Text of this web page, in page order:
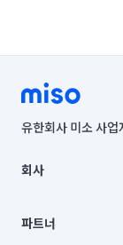
유한회사 미소 사업
00019 |
주소 | 본사: 서울특
컨택센터 : 서울특
회사
채용
파트너